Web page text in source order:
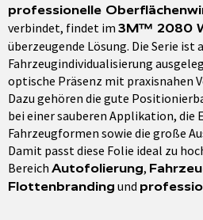
professionelle
verbindet, findet im 3M™ 2080
überzeugende Lösung. Die Serie ist
Fahrzeugindividualisierung
optische Präsenz mit praxisnahen
Dazu gehören die gute
bei einer sauberen Applikation, die
Fahrzeugformen sowie die große
Damit passt diese Folie ideal zu
Bereich Autofolierung,
Flottenbranding und